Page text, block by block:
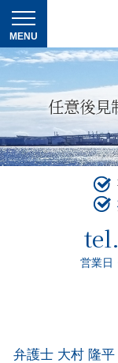
任意後見
tel.
営業日
弁護士 大村 隆平